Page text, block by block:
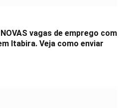
vagas de emprego com
Itabira. Veja como enviar